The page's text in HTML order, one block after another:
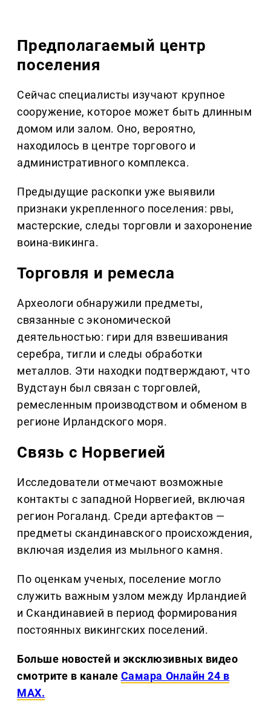
Предполагаемый центр
поселения
Сейчас специалисты изучают крупное
сооружение, которое может быть длинным
домом или залом. Оно, вероятно,
находилось в центре торгового и
административного комплекса.
Предыдущие раскопки уже выявили
признаки укрепленного поселения: рвы,
мастерские, следы торговли и захоронение
воина-викинга.
Торговля и ремесла
Археологи обнаружили предметы,
связанные с экономической
деятельностью: гири для взвешивания
серебра, тигли и следы обработки
металлов. Эти находки подтверждают, что
Вудстаун был связан с торговлей,
ремесленным производством и обменом в
регионе Ирландского моря.
Связь с Норвегией
Исследователи отмечают возможные
контакты с западной Норвегией, включая
регион Рогаланд. Среди артефактов —
предметы скандинавского происхождения,
включая изделия из мыльного камня.
По оценкам ученых, поселение могло
служить важным узлом между Ирландией
и Скандинавией в период формирования
постоянных викингских поселений.
Больше новостей и эксклюзивных видео
смотрите в канале Самара Онлайн 24 в
MAX.